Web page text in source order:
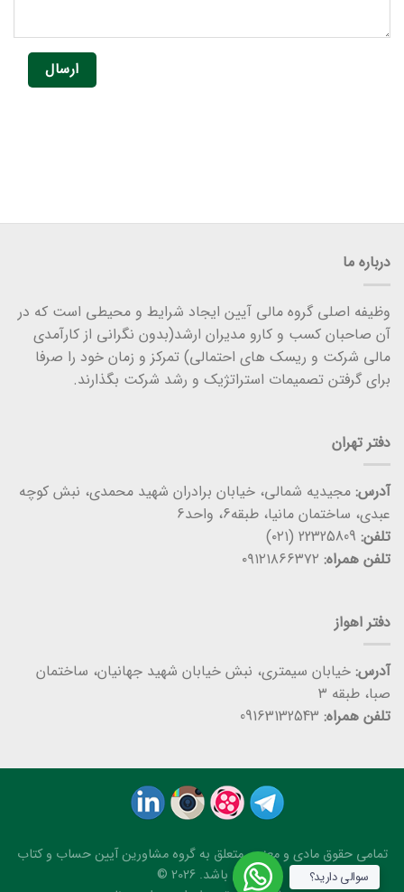
درباره ما
وظیفه اصلی گروه مالی آیین ایجاد شرایط و محیطی است که در
آن صاحبان کسب و کارو مدیران ارشد(بدون نگرانی از کارآمدی
مالی شرکت و ریسک های احتمالی) تمرکز و زمان خود را صرفا
برای گرفتن تصمیمات استراتژیک و رشد شرکت بگذارند.
دفتر تهران
آدرس: مجیدیه شمالی، خیابان برادران شهید محمدی، نبش کوچه
عبدی، ساختمان مانیا، طبقه6، واحد6
تلفن:
تلفن همراه:
دفتر اهواز
آدرس: خیابان سیمتری، نبش خیابان شهید جهانیان، ساختمان
صبا، طبقه ۳
تلفن همراه:
تمامی حقوق مادی و معنوی متعلق به گروه مشاورین آیین حساب و کتاب
می باشد. 2026 ©
سوالی دارید؟